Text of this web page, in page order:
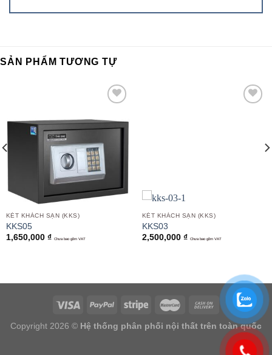
SẢN PHẨM TƯƠNG TỰ
wishlist
KÉT KHÁCH SẠN (KKS)
KKS05
1,650,000 ₫ Chưa bao gồm VAT
KÉT KHÁCH SẠN (KKS)
KKS03
2,500,000 ₫ Chưa bao gồm VAT
Copyright 2026 © Hệ thống phân phối nội thất trên toàn quốc